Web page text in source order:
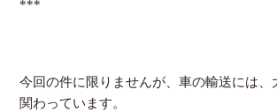
***
今回の件に限りませんが、車の輸送には、
関わっています。